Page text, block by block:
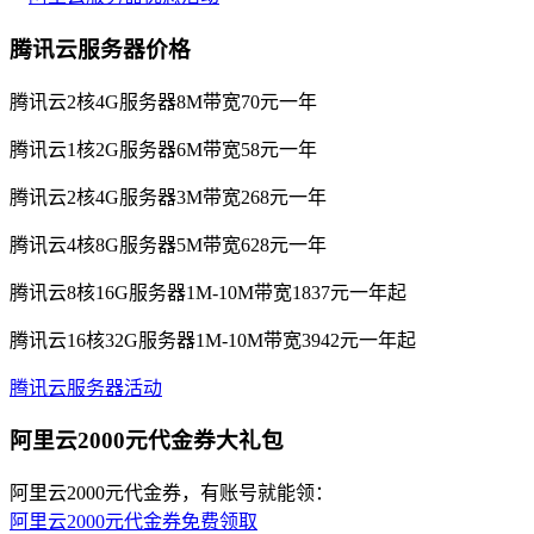
腾讯云服务器价格
腾讯云2核4G服务器8M带宽70元一年
腾讯云1核2G服务器6M带宽58元一年
腾讯云2核4G服务器3M带宽268元一年
腾讯云4核8G服务器5M带宽628元一年
腾讯云8核16G服务器1M-10M带宽1837元一年起
腾讯云16核32G服务器1M-10M带宽3942元一年起
腾讯云服务器活动
阿里云2000元代金券大礼包
阿里云2000元代金券，有账号就能领：
阿里云2000元代金券免费领取